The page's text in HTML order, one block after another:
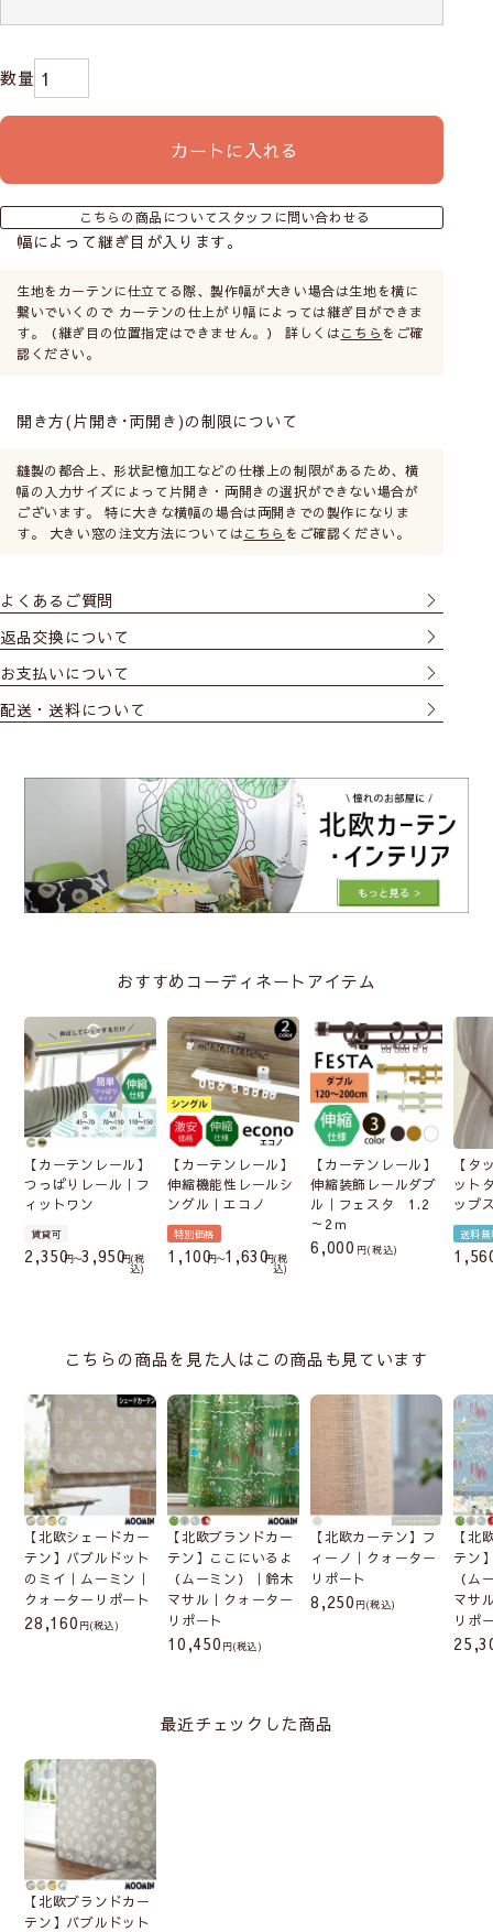
カートに入れる
こちらの商品についてスタッフに問い合わせる
幅によって継ぎ目が入ります。
生地をカーテンに仕立てる際、製作幅が大きい場合は生地を横に
繋いでいくので カーテンの仕上がり幅によっては継ぎ目ができま
す。（継ぎ目の位置指定はできません。） 詳しくはこちら をご確
認ください。
開き方(片開き･両開き)の制限について
縫製の都合上、形状記憶加工などの仕様上の制限があるため、横
幅の入力サイズによって片開き・両開きの選択ができない場合が
ございます。 特に大きな横幅の場合は両開きでの製作になりま
す。 大きい窓の注文方法についてはこちら をご確認ください。
よくあるご質問
返品交換について
お支払いについて
配送・送料について
おすすめコーディネートアイテム
【カーテンレール】
つっぱりレール｜フ
ィットワン
賃貸可
2,350 〜3,950 税
込
【カーテンレール】
伸縮機能性レールシ
ングル｜エコノ
特別価格
1,100 〜1,630 税
込
【カーテンレール】
伸縮装飾レールダブ
ル｜フェスタ 1.2
～2ｍ
6,000 税込
【タ
ット
ップ
送料無
こちらの商品を見た人はこの商品も見ています
【北欧シェードカー
テン】バブルドット
のミイ｜ムーミン｜
クォーターリポート
28,160 (税込)
【北欧ブランドカー
テン】ここにいるよ
（ムーミン）｜鈴木
マサル｜クォーター
リポート
10,450 (税込)
【北欧カーテン】フ
ィーノ｜クォーター
リポート
8,250 (税込)
【北
テン
（ム
マサ
リポ
最近チェックした商品
【北欧ブランドカー
テン】バブルドット